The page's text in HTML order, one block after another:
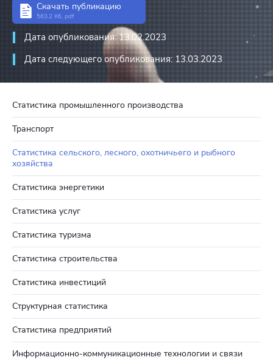
Статистика промышленного производства
Транспорт
Статистика сельского, лесного, охотничьего и рыбного
хозяйства
Статистика энергетики
Статистика услуг
Статистика туризма
Статистика строительства
Статистика инвестиций
Структурная статистика
Статистика предприятий
Информационно-коммуникационные технологии и связи
Скачать публикацию
563.2 Кб, pdf
Дата опубликования: 13.02.2023
Дата следующего опубликования: 13.03.2023